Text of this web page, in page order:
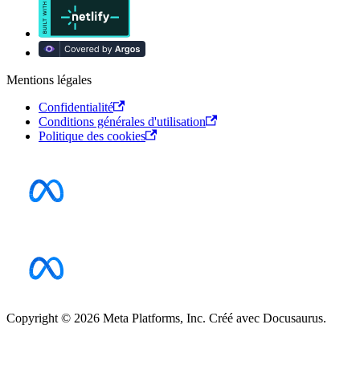
Mentions légales
Confidentialité
Conditions générales d'utilisation
Politique des cookies
Copyright © 2026 Meta Platforms, Inc. Créé avec Docusaurus.